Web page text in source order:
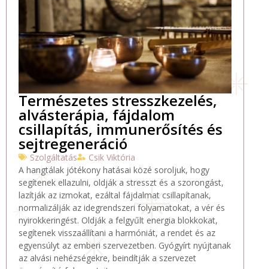
Természetes stresszkezelés,
alvásterápia, fájdalom
csillapítás, immunerősítés és
sejtregeneráció
Szolgáltatás
Csik Viktória
A hangtálak jótékony hatásai közé soroljuk, hogy
segítenek ellazulni, oldják a stresszt és a szorongást,
lazítják az izmokat, ezáltal fájdalmat csillapítanak,
normalizálják az idegrendszeri folyamatokat, a vér és
nyirokkeringést. Oldják a felgyűlt energia blokkokat,
segítenek visszaállítani a harmóniát, a rendet és az
egyensúlyt az emberi szervezetben. Gyógyírt nyújtanak
az alvási nehézségekre, beindítják a szervezet